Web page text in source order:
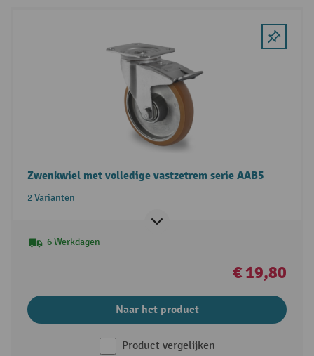
Zwenkwiel met volledige vastzetrem serie AAB5
2 Varianten
6 Werkdagen
€ 19,80
Naar het product
Product vergelijken